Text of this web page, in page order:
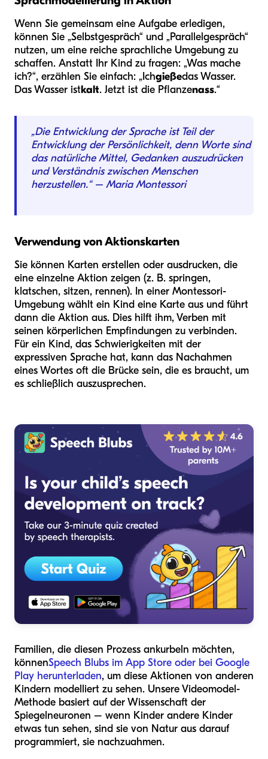
Wenn Sie gemeinsam eine Aufgabe erledigen,
können Sie „Selbstgespräch“ und „Parallelgespräch“
nutzen, um eine reiche sprachliche Umgebung zu
schaffen. Anstatt Ihr Kind zu fragen: „Was mache
ich?“, erzählen Sie einfach: „Ichgießedas Wasser.
Das Wasser istkalt. Jetzt ist die Pflanzenass.“
„Die Entwicklung der Sprache ist Teil der
Entwicklung der Persönlichkeit, denn Worte sind
das natürliche Mittel, Gedanken auszudrücken
und Verständnis zwischen Menschen
herzustellen.“ – Maria Montessori
Verwendung von Aktionskarten
Sie können Karten erstellen oder ausdrucken, die
eine einzelne Aktion zeigen (z. B. springen,
klatschen, sitzen, rennen). In einer Montessori-
Umgebung wählt ein Kind eine Karte aus und führt
dann die Aktion aus. Dies hilft ihm, Verben mit
seinen körperlichen Empfindungen zu verbinden.
Für ein Kind, das Schwierigkeiten mit der
expressiven Sprache hat, kann das Nachahmen
eines Wortes oft die Brücke sein, die es braucht, um
es schließlich auszusprechen.
Familien, die diesen Prozess ankurbeln möchten,
könnenSpeech Blubs im App Store oder bei Google
Play herunterladen, um diese Aktionen von anderen
Kindern modelliert zu sehen. Unsere Videomodel-
Methode basiert auf der Wissenschaft der
Spiegelneuronen – wenn Kinder andere Kinder
etwas tun sehen, sind sie von Natur aus darauf
programmiert, sie nachzuahmen.